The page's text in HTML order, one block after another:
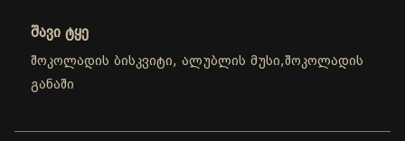
შავი ტყე
შოკოლადის ბისკვიტი, ალუბლის მუსი,შოკოლადის
განაში